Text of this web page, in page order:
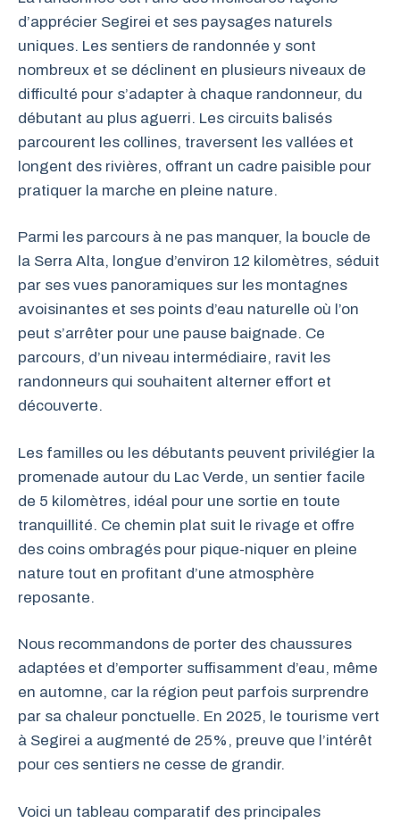
d’apprécier Segirei et ses paysages naturels
uniques. Les sentiers de randonnée y sont
nombreux et se déclinent en plusieurs niveaux de
difficulté pour s’adapter à chaque randonneur, du
débutant au plus aguerri. Les circuits balisés
parcourent les collines, traversent les vallées et
longent des rivières, offrant un cadre paisible pour
pratiquer la marche en pleine nature.
Parmi les parcours à ne pas manquer, la boucle de
la Serra Alta, longue d’environ 12 kilomètres, séduit
par ses vues panoramiques sur les montagnes
avoisinantes et ses points d’eau naturelle où l’on
peut s’arrêter pour une pause baignade. Ce
parcours, d’un niveau intermédiaire, ravit les
randonneurs qui souhaitent alterner effort et
découverte.
Les familles ou les débutants peuvent privilégier la
promenade autour du Lac Verde, un sentier facile
de 5 kilomètres, idéal pour une sortie en toute
tranquillité. Ce chemin plat suit le rivage et offre
des coins ombragés pour pique-niquer en pleine
nature tout en profitant d’une atmosphère
reposante.
Nous recommandons de porter des chaussures
adaptées et d’emporter suffisamment d’eau, même
en automne, car la région peut parfois surprendre
par sa chaleur ponctuelle. En 2025, le tourisme vert
à Segirei a augmenté de 25%, preuve que l’intérêt
pour ces sentiers ne cesse de grandir.
Voici un tableau comparatif des principales